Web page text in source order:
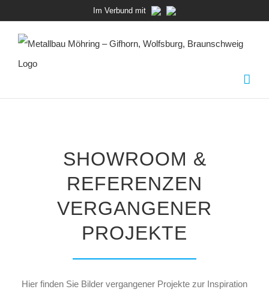
springen
Im Verbund mit
SHOWROOM &
REFERENZEN
VERGANGENER
PROJEKTE
Hier finden Sie Bilder vergangener Projekte zur Inspiration